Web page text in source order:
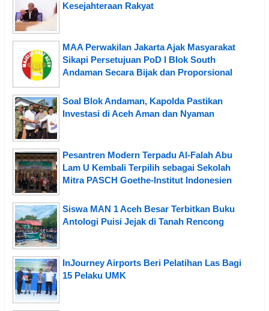
Kesejahteraan Rakyat
MAA Perwakilan Jakarta Ajak Masyarakat
Sikapi Persetujuan PoD I Blok South
Andaman Secara Bijak dan Proporsional
Soal Blok Andaman, Kapolda Pastikan
Investasi di Aceh Aman dan Nyaman
Pesantren Modern Terpadu Al-Falah Abu
Lam U Kembali Terpilih sebagai Sekolah
Mitra PASCH Goethe-Institut Indonesien
Siswa MAN 1 Aceh Besar Terbitkan Buku
Antologi Puisi Jejak di Tanah Rencong
InJourney Airports Beri Pelatihan Las Bagi
15 Pelaku UMK